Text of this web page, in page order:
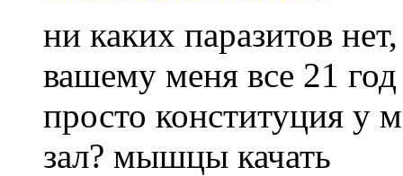
ни каких паразитов
вашему меня все 21
просто конституция у
зал? мышцы качать